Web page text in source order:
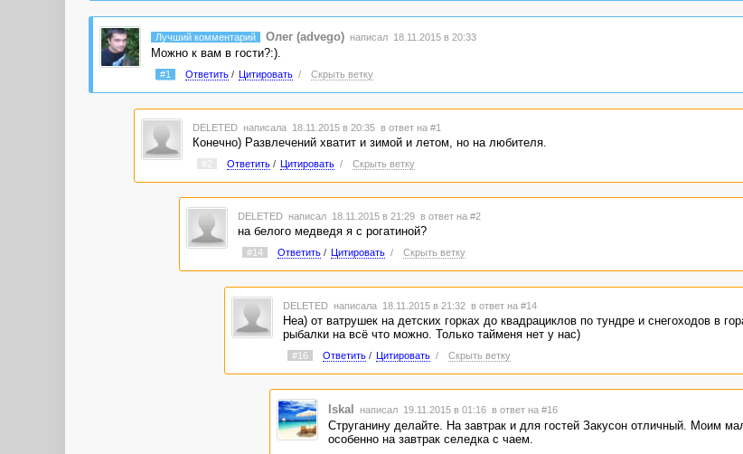
Лучший комментарий Олег (advego) написал 18.11.2015 в 20:33
Можно к вам в гости?:).
#1 Ответить/ Цитировать / Скрыть ветку
DELETED написала 18.11.2015 в 20:35 в ответ на #1
Конечно) Развлечений хватит и зимой и летом, но на любителя.
Ответить/ Цитировать / Скрыть ветку
DELETED написал 18.11.2015 в 21:29 в ответ на #2
на белого медведя я с рогатиной?
#14 Ответить/ Цитировать / Скрыть ветку
DELETED написала 18.11.2015 в 21:32 в ответ на #14
Неа) от ватрушек на детских горках до квадрациклов по тундре и снегоходов в
рыбалки на всё что можно. Только тайменя нет у нас)
#16 Ответить/ Цитировать / Скрыть ветку
Iskal написал 19.11.2015 в 01:16 в ответ на #16
Струганину делайте. На завтрак и для гостей Закусон отличный. Моим
особенно на завтрак селедка с чаем.